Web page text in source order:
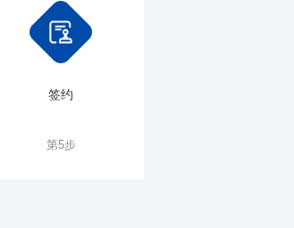
签约
第5步